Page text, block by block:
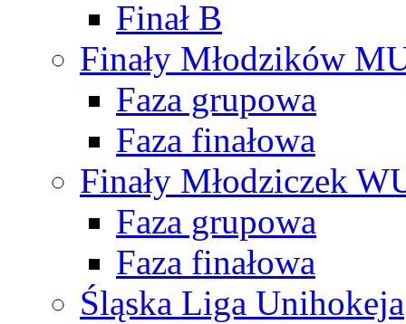
Finał B
Finały Młodzików
Faza grupowa
Faza finałowa
Finały Młodziczek
Faza grupowa
Faza finałowa
Śląska Liga Unihokeja